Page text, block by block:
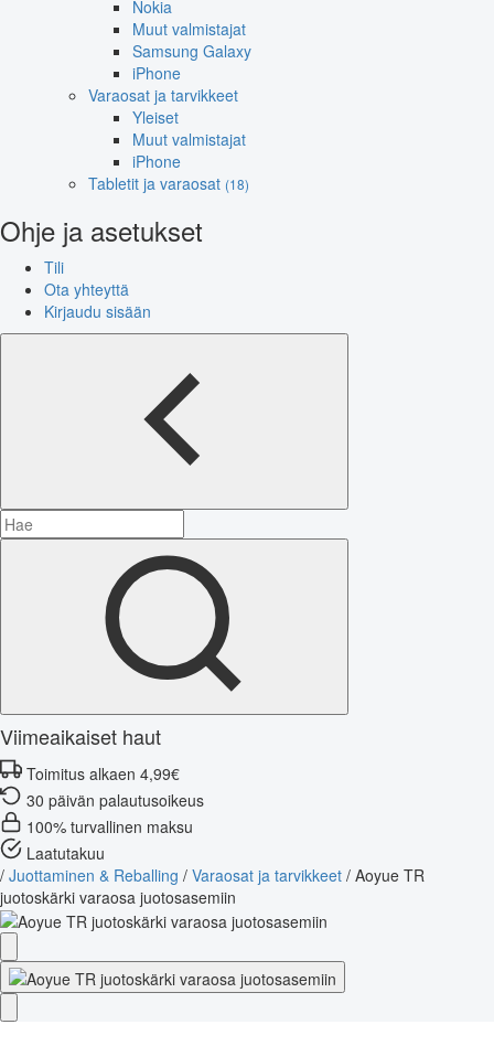
Nokia
Muut valmistajat
Samsung Galaxy
iPhone
Varaosat ja tarvikkeet
Yleiset
Muut valmistajat
iPhone
Tabletit ja varaosat (18)
Ohje ja asetukset
Tili
Ota yhteyttä
Kirjaudu sisään
Viimeaikaiset haut
Toimitus alkaen 4,99€
30 päivän palautusoikeus
100% turvallinen maksu
Laatutakuu
/ Juottaminen & Reballing / Varaosat ja tarvikkeet / Aoyue TR
juotoskärki varaosa juotosasemiin